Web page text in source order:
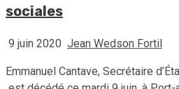
sociales
9 juin 2020 Jean Wedson Fortil
Emmanuel Cantave, Secrétaire